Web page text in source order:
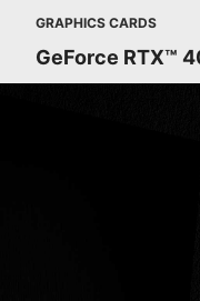
GRAPHICS CARDS
GeForce RTX™